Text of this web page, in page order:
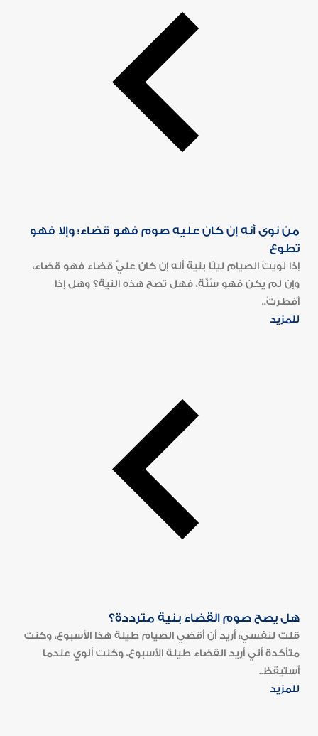
من نوى أنه إن كان عليه صوم فهو قضاء؛ وإلا فهو
تطوع
إذا نويتُ الصيام ليلًا بنية أنه إن كان عليَّ قضاء فهو قضاء،
وإن لم يكن فهو سُنَّة، فهل تصح هذه النية؟ وهل إذا
أفطرتُ..
للمزيد
هل يصح صوم القضاء بنية مترددة؟
قلت لنفسي: أريد أن أقضي الصيام طيلة هذا الأسبوع، وكنت
متأكدة أني أريد القضاء طيلة الأسبوع، وكنت أنوي عندما
أستيقظ..
للمزيد